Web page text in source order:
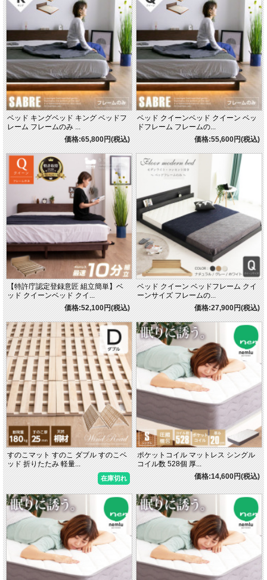
※運送会社の事情により離島・北海道の一部地域においては配達できない場合がご
ざいます。
※対象地域の送料は別途ご請求とさせていただきます。送料をご承諾されました
ら、注文確定メールにて合計金額をお知らせいたします。（注文確定メールが届い
ていない場合はご質問メールが届いていないか確認お願いします。）
■材質
プリント化粧板
■サイズ
幅98×長さ204×高さ75（フレーム高40・37・34・31）cm
■カラー
ダークブラウン
■特徴
お客様組立て品
輸入品
2モーター JHSユニットタイプ（バックスライド搭載の頭と足を別々に動かせま
す）
4段階高さ調節機能付き
※マットレスは別売りです（リクライニングベッド専用のマットレスが必要です）
■納期表記について
当店商品はメーカー取扱商品も販売中の為、稀に在庫切れの場合もございます。
ベッド キングベッド キング ベッドフ
レーム フレームのみ ...
価格:65,800円(税込)
ベッド クイーンベッド クイーン ベッ
ドフレーム フレームの...
価格:55,600円(税込)
【特許庁認定登録意匠 組立簡単】ベ
ッド クイーンベッド クイ...
価格:52,100円(税込)
ベッド クイーン ベッドフレーム クイ
ーンサイズ フレームの...
価格:27,900円(税込)
すのこマット すのこ ダブル すのこベ
ッド 折りたたみ 軽量...
在庫切れ
ポケットコイル マットレス シングル
コイル数 528個 厚...
価格:14,600円(税込)